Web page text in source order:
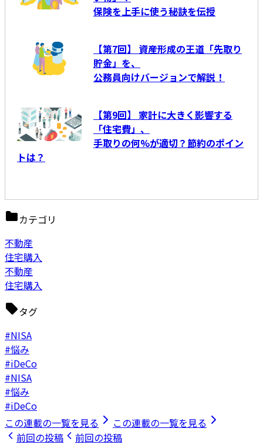
保険を上手に使う秘訣を伝授
【第7回】 資産形成の王道「先取り
貯金」を、
公務員向けバージョンで解説！
【第9回】 家計に大きく影響する
「住宅費」、
手取りの何%が適切？節約のポイン
トは？
カテゴリ
不動産
住宅購入
不動産
住宅購入
タグ
#NISA
#悩み
#iDeCo
#NISA
#悩み
#iDeCo
この連載の一覧を見る
この連載の一覧を見る
前回の投稿
前回の投稿